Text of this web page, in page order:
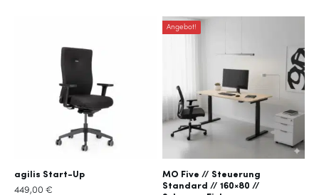
agilis Start-Up
449,00 €
Angebot!
MO Five // Steuerung
Standard // 160×80 //